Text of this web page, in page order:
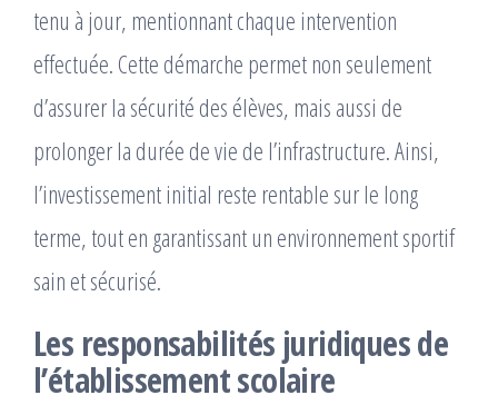
tenu à jour, mentionnant chaque intervention
effectuée. Cette démarche permet non seulement
d’assurer la sécurité des élèves, mais aussi de
prolonger la durée de vie de l’infrastructure. Ainsi,
l’investissement initial reste rentable sur le long
terme, tout en garantissant un environnement sportif
sain et sécurisé.
Les responsabilités juridiques de
l’établissement scolaire